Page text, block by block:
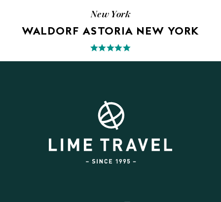
New York
WALDORF ASTORIA NEW YORK